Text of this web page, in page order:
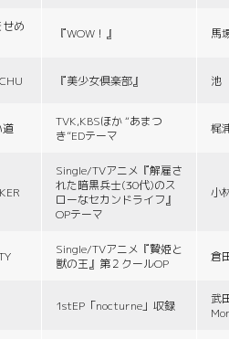
め
『WOW！』 馬
『美少女倶楽部』 池
道
TVK,KBSほか “あまつ
き”EDテーマ
梶
Single/TVアニメ『解雇さ
れた暗黒兵士(30代)のス
ローなセカンドライフ』
OPテーマ
小
Single/TVアニメ『贄姫と
獣の王』第２クールOP
倉
1stEP「nocturne」収録
武